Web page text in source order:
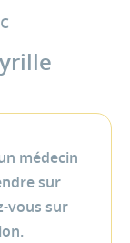
médecin
sur
vous sur